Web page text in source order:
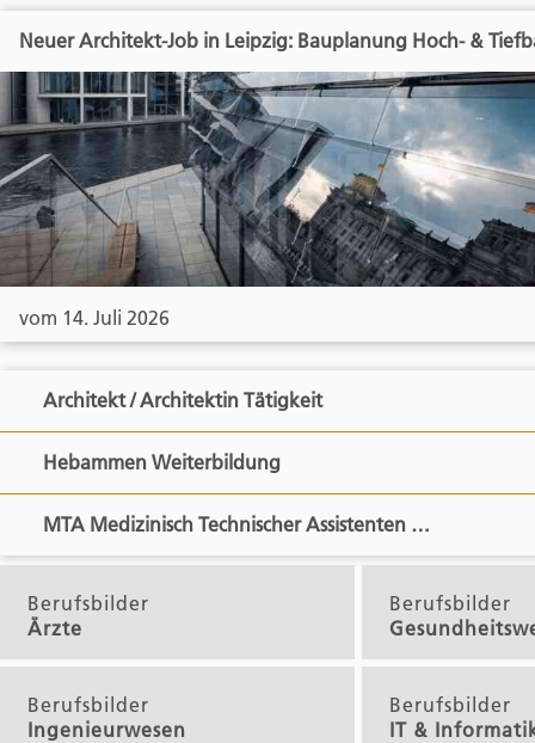
Neuer Architekt-Job in Leipzig: Bauplanung Hoch- &
vom 14. Juli 2026
Architekt / Architektin Tätigkeit
Hebammen Weiterbildung
MTA Medizinisch Technischer Assistenten …
Berufsbilder
Ärzte
Berufsbilder
Berufsbilder
Ingenieurwesen
Berufsbilder
IT &